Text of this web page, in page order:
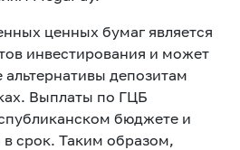
ценных бумаг является
инвестирования и может
альтернативы депозитам
Выплаты по ГЦБ
бюджете и
в срок. Таким образом,